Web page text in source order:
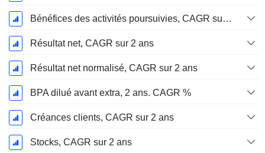
Bénéfices des activités poursuivies, CAGR sur 2 ans
Résultat net, CAGR sur 2 ans
Résultat net normalisé, CAGR sur 2 ans
BPA dilué avant extra, 2 ans. CAGR %
Créances clients, CAGR sur 2 ans
Stocks, CAGR sur 2 ans